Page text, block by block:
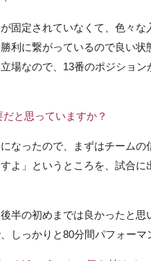
固定されていなくて、色々な
利に繋がっているので良い状
場なので、13番のポジショ
と思っていますか？
なったので、まずはチーム
よ」というところを、試合
半の初めまでは良かったと
しっかりと80分間パフォー